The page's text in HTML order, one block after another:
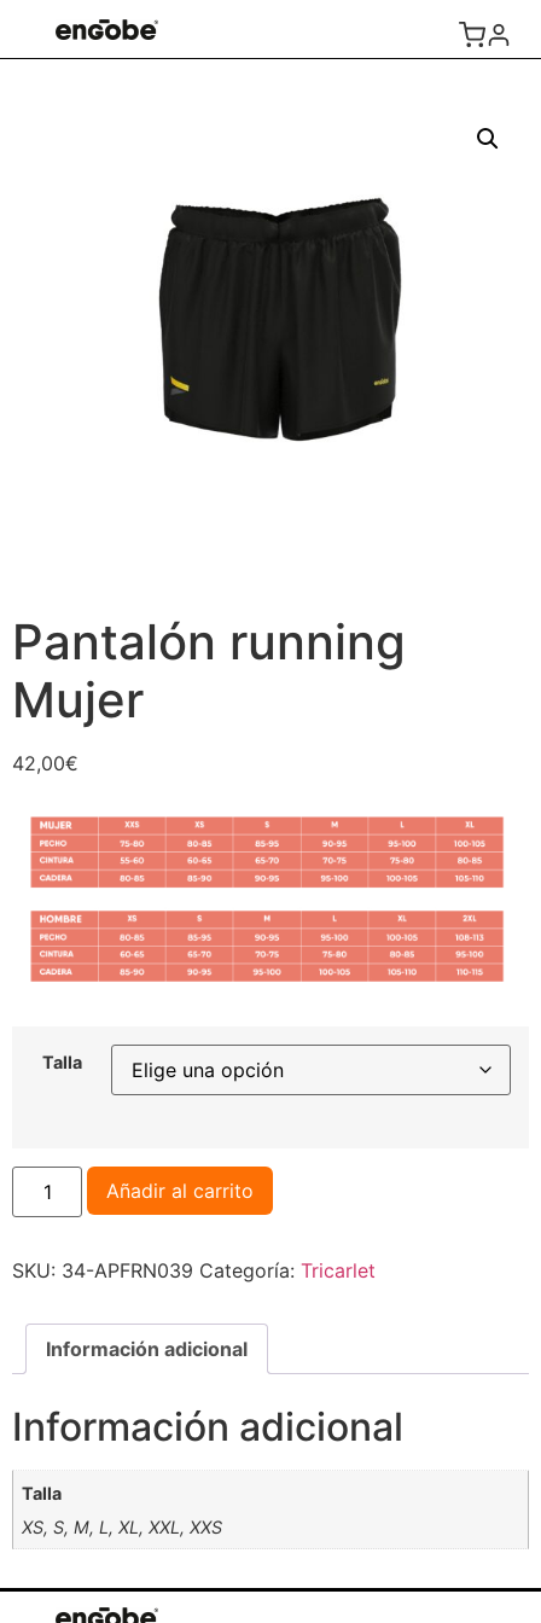
Pantalón running
Mujer
42,00€
Talla
Añadir al carrito
SKU: 34-APFRN039 Categoría: Tricarlet
Información adicional
Información adicional
Talla
XS, S, M, L, XL, XXL, XXS